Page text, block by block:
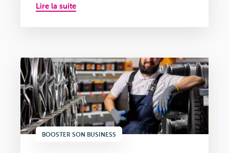
Lire la suite
BOOSTER SON BUSINESS